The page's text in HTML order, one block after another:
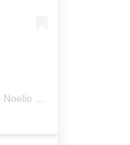
Um post compartilhado por Soldado Noelio (@soldadonoelio)